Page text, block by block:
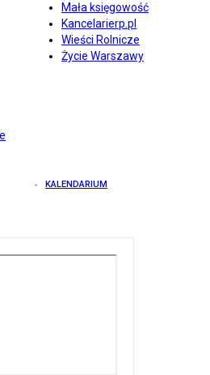
Mała księgowość
Kancelarierp.pl
Wieści Rolnicze
Życie Warszawy
KALENDARIUM